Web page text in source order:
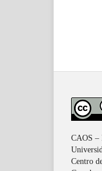
CAOS –
Centro